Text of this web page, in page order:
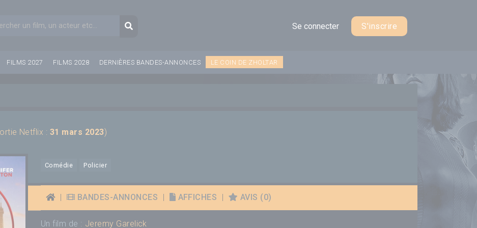
de rechercheRecherche
Se connecter S'inscrire
FILMS 2027 FILMS 2028 DERNIÈRES BANDES-ANNONCES LE COIN DE ZHOLTAR
Netflix : 31 mars 2023)
Comédie Policier
BANDES-ANNONCES AFFICHES AVIS (0)
Un film de : Jeremy Garelick